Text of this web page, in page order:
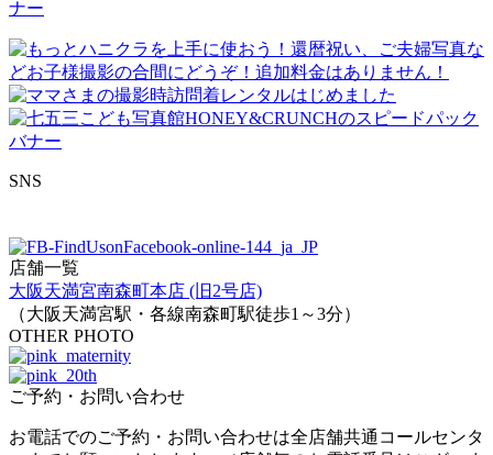
SNS
店舗一覧
大阪天満宮南森町本店 (旧2号店)
（大阪天満宮駅・各線南森町駅徒歩1～3分）
OTHER PHOTO
ご予約・お問い合わせ
お電話でのご予約・お問い合わせは全店舗共通コールセンタ